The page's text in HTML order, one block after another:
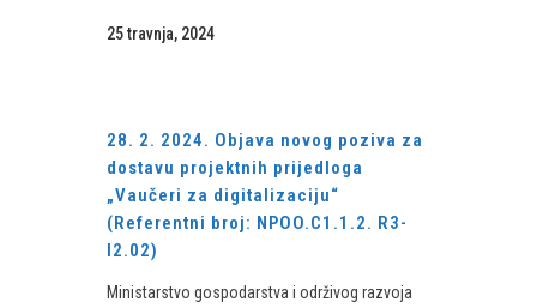
25 travnja, 2024
28. 2. 2024. Objava novog poziva za
dostavu projektnih prijedloga
„Vaučeri za digitalizaciju“
(Referentni broj: NPOO.C1.1.2. R3-
I2.02)
Ministarstvo gospodarstva i održivog razvoja